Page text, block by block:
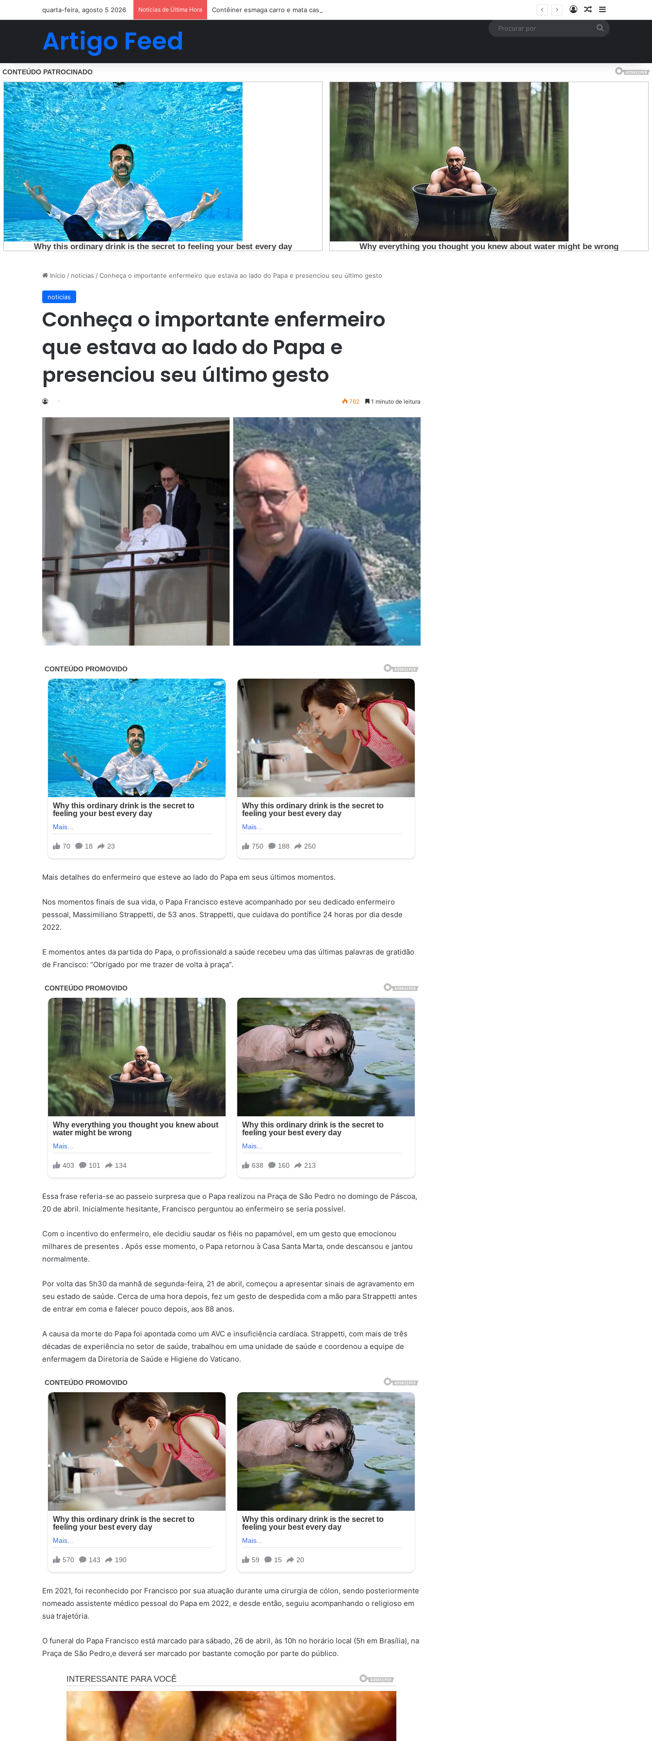
quarta-feira, agosto 5 2026 Notícias de Última Hora Contêiner esmaga carro e mata casal na BR-470; filho sobreviveu…Ver mais EntrarArtigo aleatório
Barra Lateral
Artigo Feed
Início / noticias /Conheça o importante enfermeiro que estava ao lado do Papa e presenciou seu último gesto
noticias
Conheça o importante enfermeiro
que estava ao lado do Papa e
presenciou seu último gesto
762 1 minuto de leitura
Mais detalhes do enfermeiro que esteve ao lado do Papa em seus últimos momentos.
Nos momentos finais de sua vida, o Papa Francisco esteve acompanhado por seu dedicado enfermeiro
pessoal, Massimiliano Strappetti, de 53 anos. Strappetti, que cuidava do pontífice 24 horas por dia desde
2022.
E momentos antes da partida do Papa, o profissionald a saúde recebeu uma das últimas palavras de gratidão
de Francisco: “Obrigado por me trazer de volta à praça”.
Essa frase referia-se ao passeio surpresa que o Papa realizou na Praça de São Pedro no domingo de Páscoa,
20 de abril. Inicialmente hesitante, Francisco perguntou ao enfermeiro se seria possível.
Com o incentivo do enfermeiro, ele decidiu saudar os fiéis no papamóvel, em um gesto que emocionou
milhares de presentes .​ Após esse momento, o Papa retornou à Casa Santa Marta, onde descansou e jantou
normalmente.
Por volta das 5h30 da manhã de segunda-feira, 21 de abril, começou a apresentar sinais de agravamento em
seu estado de saúde. Cerca de uma hora depois, fez um gesto de despedida com a mão para Strappetti antes
de entrar em coma e falecer pouco depois, aos 88 anos.
A causa da morte do Papa foi apontada como um AVC e insuficiência cardíaca. Strappetti, com mais de três
décadas de experiência no setor de saúde, trabalhou em uma unidade de saúde e coordenou a equipe de
enfermagem da Diretoria de Saúde e Higiene do Vaticano.
Em 2021, foi reconhecido por Francisco por sua atuação durante uma cirurgia de cólon, sendo posteriormente
nomeado assistente médico pessoal do Papa em 2022, e desde então, seguiu acompanhando o religioso em
sua trajetória.
O funeral do Papa Francisco está marcado para sábado, 26 de abril, às 10h no horário local (5h em Brasília), na
Praça de São Pedro,e deverá ser marcado por bastante comoção por parte do público.